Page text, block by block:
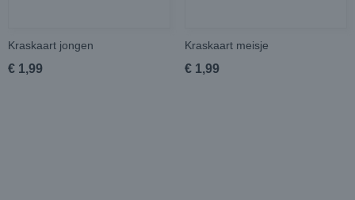
Kraskaart jongen
€ 1,99
Kraskaart meisje
€ 1,99